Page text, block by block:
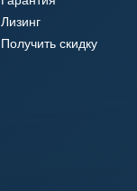
Лизинг
Получить скидку